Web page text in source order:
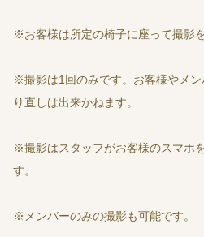
※お客様は所定の椅子に座って撮影
※撮影は1回のみです。お客様やメ
り直しは出来かねます。
※撮影はスタッフがお客様のスマホ
す。
※メンバーのみの撮影も可能です。